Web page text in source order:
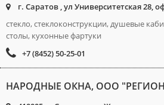
г. Саратов , ул Университетская 28,
стекло, стеклоконструкции, душевые
столы, кухонные фартуки
+7 (8452) 50-25-01
НАРОДНЫЕ ОКНА, ООО